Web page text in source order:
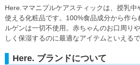
Here.ママニプルケアスティックは、授乳中
使える化粧品です。100%食品成分から作ら
ルゲンは一切不使用。赤ちゃんのお口周り
しく保湿するのに最適なアイテムといえるで
Here. ブランドについて